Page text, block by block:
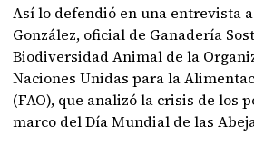
Así lo defendió en una entrevista
González, oficial de Ganadería
Biodiversidad Animal de la
Naciones Unidas para la
(FAO), que analizó la crisis de los
marco del Día Mundial de las